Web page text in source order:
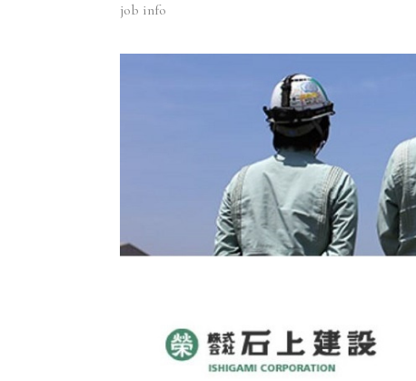
job info